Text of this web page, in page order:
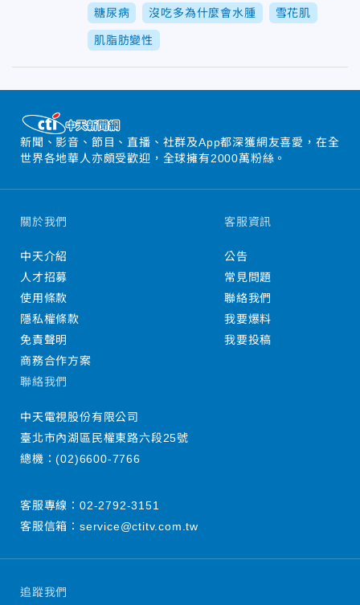
糖尿病 沒吃多為什麼會水腫 雪花肌
肌脂肪變性
新聞、影音、節目、直播、社群及App都深獲網友喜愛，在全
世界各地華人亦頗受歡迎，全球擁有2000萬粉絲。
追蹤我們
關於我們
中天介紹
人才招募
使用條款
隱私權條款
免責聲明
商務合作方案
客服資訊
公告
常見問題
聯絡我們
我要爆料
我要投稿
聯絡我們
中天電視股份有限公司
臺北市內湖區民權東路六段25號
總機：(02)6600-7766
客服專線： 02-2792-3151
客服信箱： service@ctitv.com.tw